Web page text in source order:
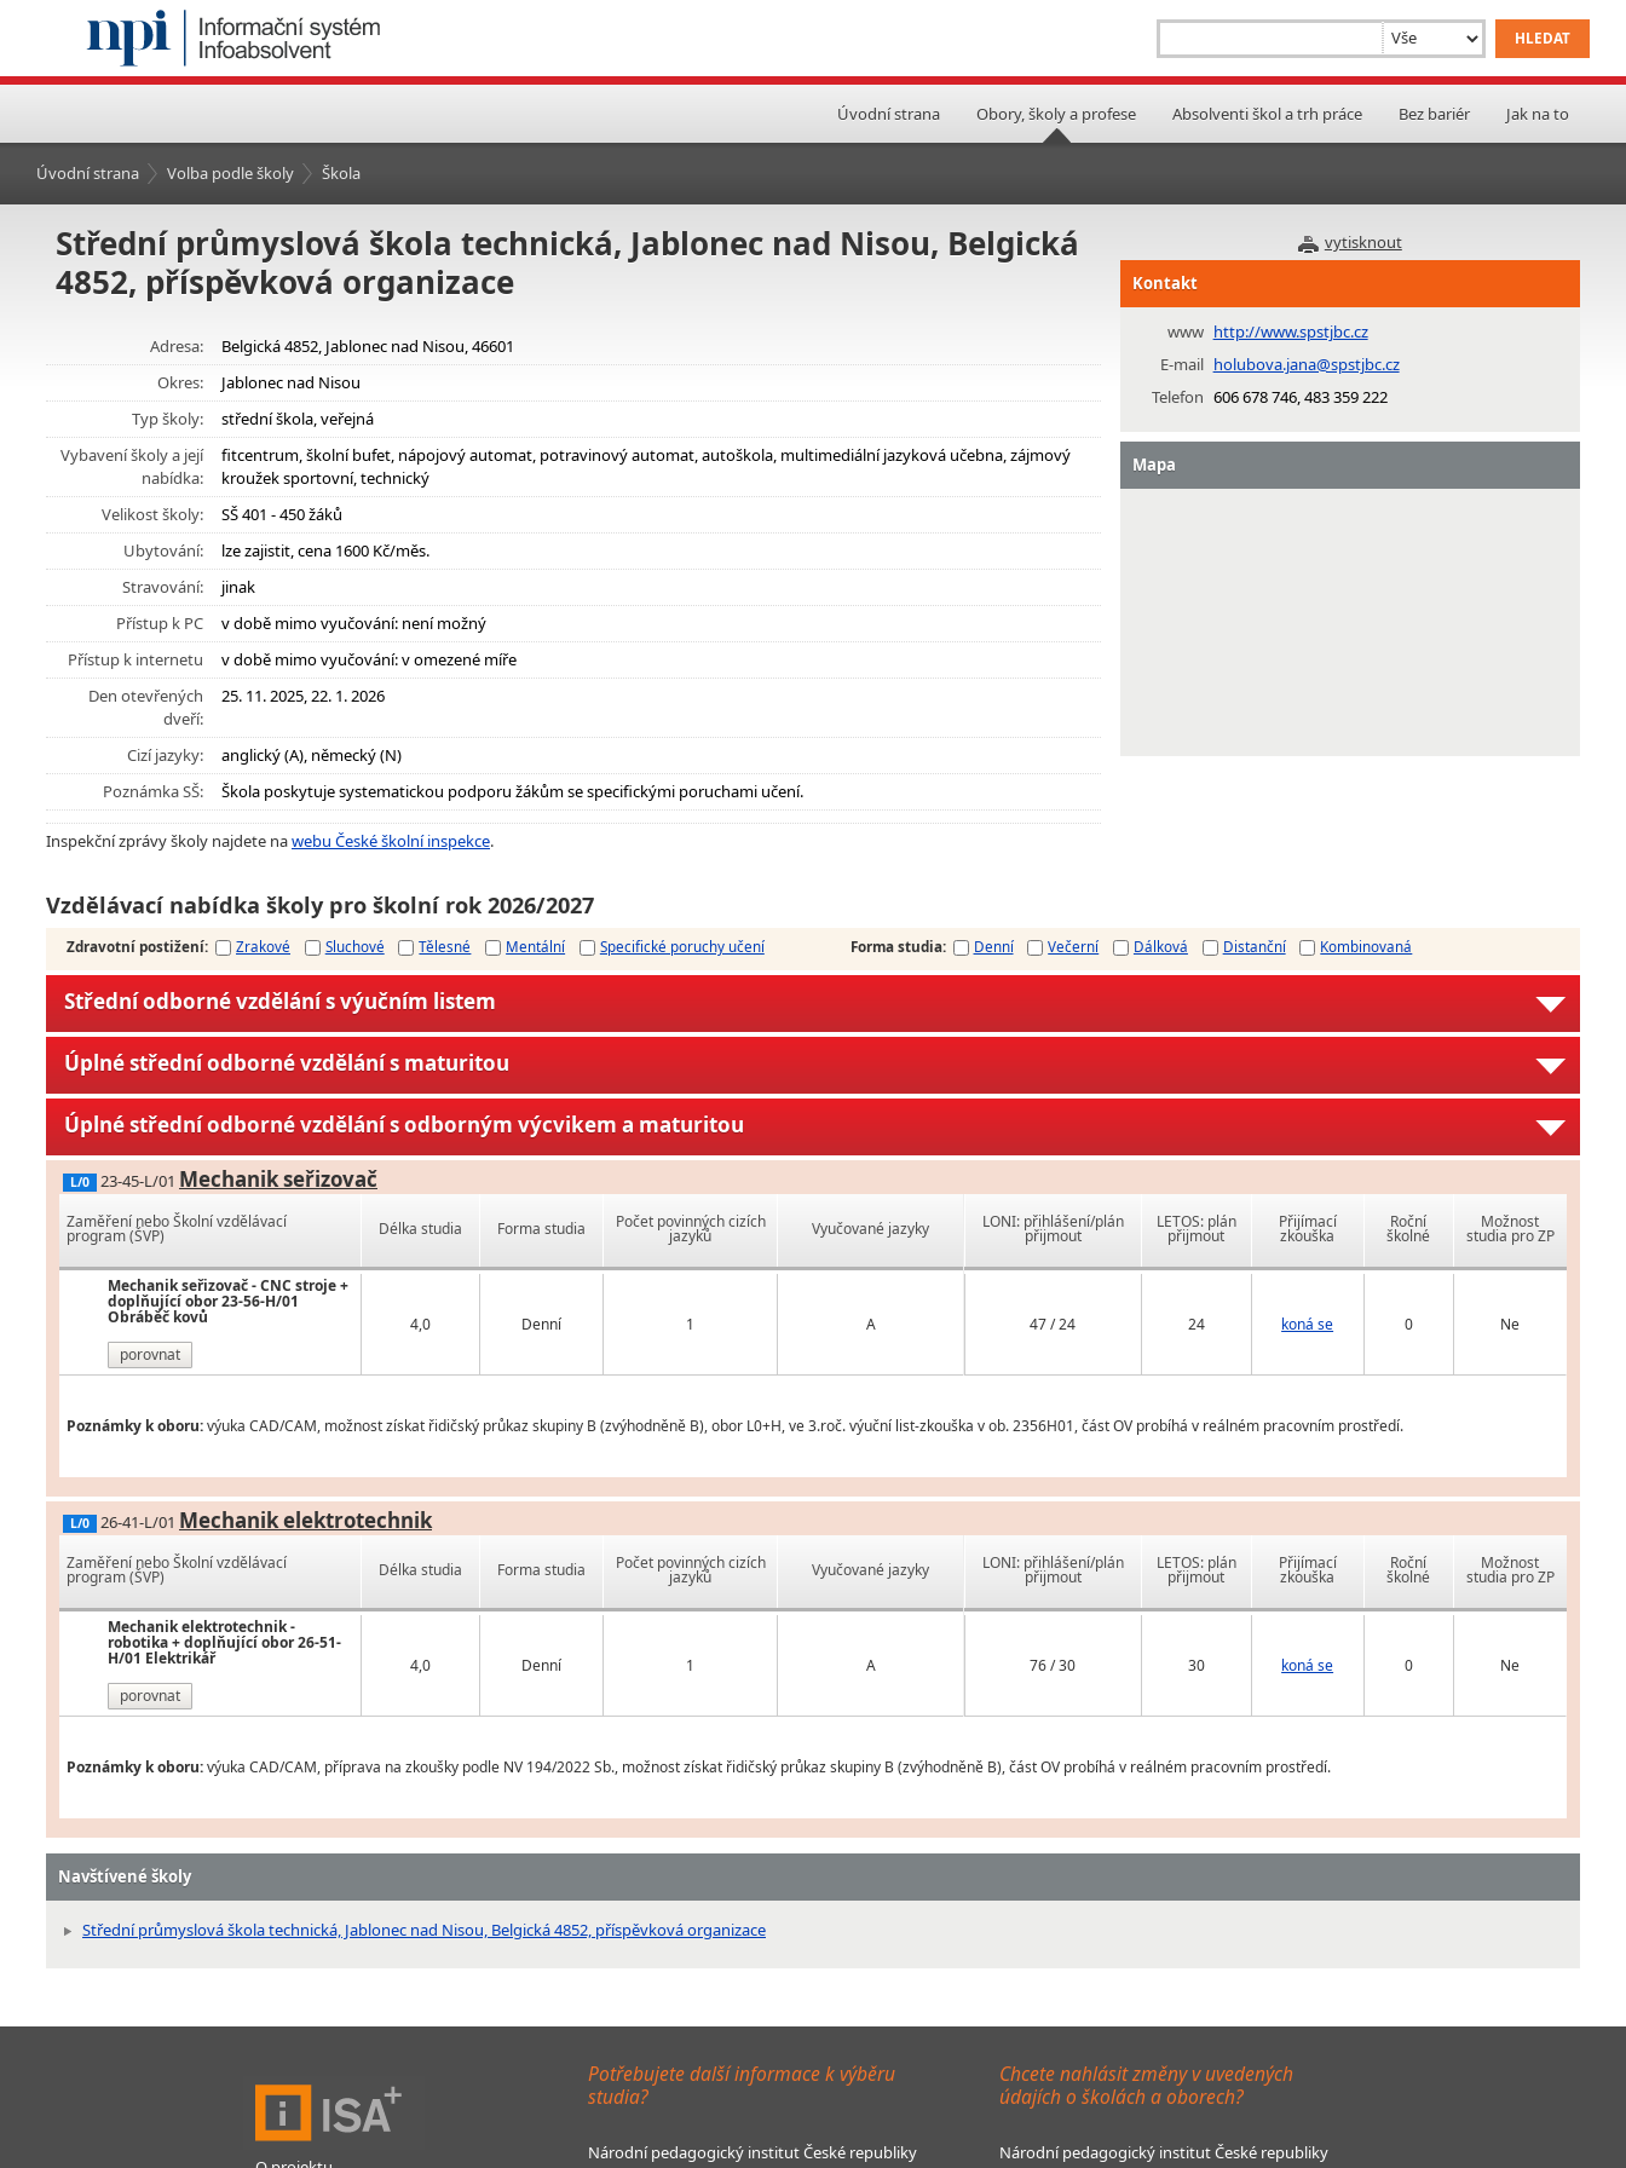
Úvodní strana Obory, školy a profese Absolventi škol a trh práce Bez bariér Jak na to
Úvodní strana Volba podle školy Škola
vytisknout
Střední průmyslová škola technická, Jablonec nad Nisou, Belgická
4852, příspěvková organizace
Adresa:
Belgická 4852, Jablonec nad Nisou, 46601
Okres:
Jablonec nad Nisou
Typ školy:
střední škola, veřejná
Vybavení školy a její
nabídka:
fitcentrum, školní bufet, nápojový automat, potravinový automat, autoškola, multimediální jazyková učebna, zájmový
kroužek sportovní, technický
Velikost školy:
SŠ 401 - 450 žáků
Ubytování:
lze zajistit, cena 1600 Kč/měs.
Stravování:
jinak
Přístup k PC
v době mimo vyučování: není možný
Přístup k internetu
v době mimo vyučování: v omezené míře
Den otevřených
dveří:
25. 11. 2025, 22. 1. 2026
Cizí jazyky:
anglický (A), německý (N)
Poznámka SŠ:
Škola poskytuje systematickou podporu žákům se specifickými poruchami učení.
Inspekční zprávy školy najdete nawebu České školní inspekce.
Kontakt
www http://www.spstjbc.cz
E-mail holubova.jana@spstjbc.cz
Telefon 606 678 746, 483 359 222
Mapa
Vzdělávací nabídka školy pro školní rok 2026/2027
Zdravotní postižení: Zrakové Sluchové Tělesné Mentální Specifické poruchy učení Forma studia: Denní Večerní Dálková Distanční Kombinovaná
Střední odborné vzdělání s výučním listem
Úplné střední odborné vzdělání s maturitou
Úplné střední odborné vzdělání s odborným výcvikem a maturitou
L/0 23-45-L/01 Mechanik seřizovač
Zaměření nebo Školní vzdělávací
program (ŠVP)
Mechanik seřizovač - CNC stroje +
doplňující obor 23-56-H/01
Obráběč kovů
porovnat
Délka studia Forma studia Počet povinných cizích
jazyků Vyučované jazyky
4,0 Denní 1 A
LONI: přihlášení/plán
přijmout
LETOS: plán
přijmout
Přijímací
zkouška
Roční
školné
Možnost
studia pro ZP
47 / 24 24 koná se 0 Ne
Poznámky k oboru:výuka CAD/CAM, možnost získat řidičský průkaz skupiny B (zvýhodněně B), obor L0+H, ve 3.roč. výuční list-zkouška v ob. 2356H01, část OV probíhá v reálném pracovním prostředí.
L/0 26-41-L/01 Mechanik elektrotechnik
Zaměření nebo Školní vzdělávací
program (ŠVP)
Mechanik elektrotechnik -
robotika + doplňující obor 26-51-
H/01 Elektrikář
porovnat
Délka studia Forma studia Počet povinných cizích
jazyků Vyučované jazyky
4,0 Denní 1 A
LONI: přihlášení/plán
přijmout
LETOS: plán
přijmout
Přijímací
zkouška
Roční
školné
Možnost
studia pro ZP
76 / 30 30 koná se 0 Ne
Poznámky k oboru:výuka CAD/CAM, příprava na zkoušky podle NV 194/2022 Sb., možnost získat řidičský průkaz skupiny B (zvýhodněně B), část OV probíhá v reálném pracovním prostředí.
Navštívené školy
Střední průmyslová škola technická, Jablonec nad Nisou, Belgická 4852, příspěvková organizace
Potřebujete další informace k výběru
studia?
Národní pedagogický institut České republiky
Chcete nahlásit změny v uvedených
údajích o školách a oborech?
Národní pedagogický institut České republiky